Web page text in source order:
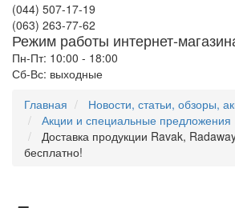
(044) 507-17-19
(063) 263-77-62
Режим работы интернет-
Пн-Пт: 10:00 - 18:00
Сб-Вс: выходные
Главная
Новости, статьи, обзоры,
Акции и специальные предложения
Доставка продукции Ravak,
бесплатно!